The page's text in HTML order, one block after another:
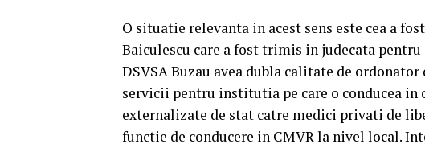
O situatie relevanta in acest sens este cea a
Baiculescu care a fost trimis in judecata pentru
DSVSA Buzau avea dubla calitate de
servicii pentru institutia pe care o conducea in
externalizate de stat catre medici privati de
functie de conducere in CMVR la nivel local.